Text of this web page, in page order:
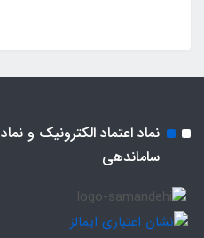
نماد اعتماد الکترونیک و نماد
ساماندهی